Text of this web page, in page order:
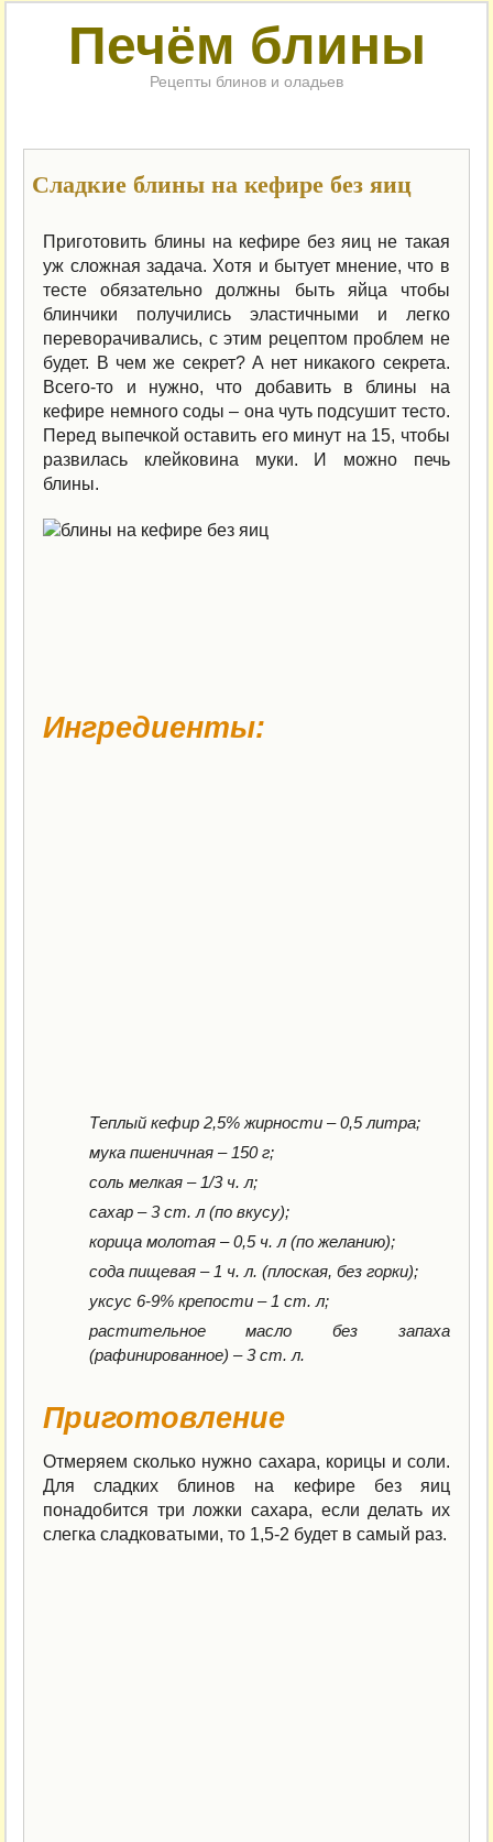
Печём блины
Рецепты блинов и оладьев
Сладкие блины на кефире без яиц
Приготовить блины на кефире без яиц не такая
уж сложная задача. Хотя и бытует мнение, что в
тесте обязательно должны быть яйца чтобы
блинчики получились эластичными и легко
переворачивались, с этим рецептом проблем не
будет. В чем же секрет?А нет никакого секрета.
Всего-то и нужно, что добавить в блины на
кефире немного соды – она чуть подсушит тесто.
Перед выпечкой оставить его минут на 15, чтобы
развилась клейковина муки. И можно печь
блины.
Ингредиенты:
Теплый кефир 2,5% жирности – 0,5 литра;
мука пшеничная – 150 г;
соль мелкая – 1/3 ч. л;
сахар – 3 ст. л (по вкусу);
корица молотая – 0,5 ч. л (по желанию);
сода пищевая – 1 ч. л. (плоская, без горки);
уксус 6-9% крепости – 1 ст. л;
растительное масло без запаха
(рафинированное) – 3 ст. л.
Приготовление
Отмеряем сколько нужно сахара, корицы и соли.
Для сладких блинов на кефире без яиц
понадобится три ложки сахара, если делать их
слегка сладковатыми, то 1,5-2 будет в самый раз.